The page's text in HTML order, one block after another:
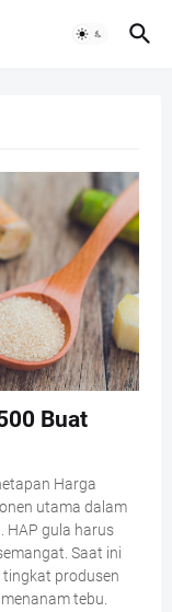
Buat
Harga
utama dalam
HAP gula harus
Saat ini
tingkat produsen
tebu.